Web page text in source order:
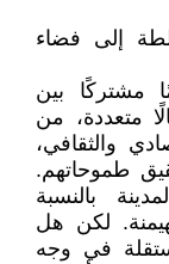
إلى فضاء
مشتركًا بين
متعددة، من
والثقافي،
طموحاتهم.
بالنسبة
لكن هل
في وجه